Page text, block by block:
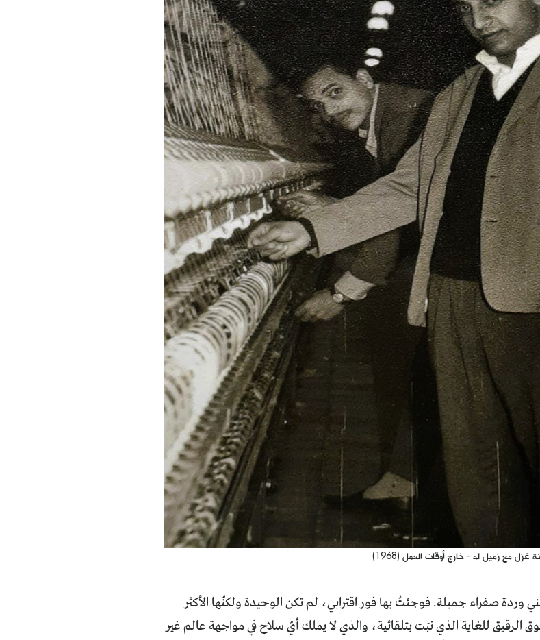
مع زميل له - خارج أوقات العمل (1968)
وردة صفراء جميلة. فوجئتُ بها فور اقترابي، لم تكن الوحيدة ولكنّها الأكثر
الرقيق للغاية الذي نبَت بتلقائية، والذي لا يملك أيّ سلاح في مواجهة عالم غير